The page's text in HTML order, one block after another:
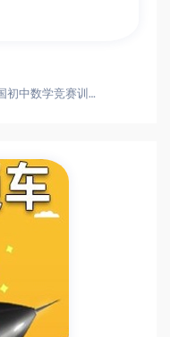
赵胤全国初中数学竞赛训练营赵胤全国初中数学竞赛训练营